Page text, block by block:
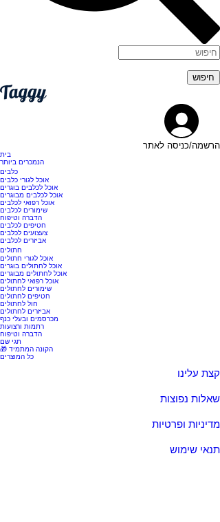
הרשמה/כניסה לאתר
בית
הנמכרים ביותר
כלבים
אוכל לגורי כלבים
אוכל לכלבים בוגרים
אוכל לכלבים מבוגרים
אוכל רפואי לכלבים
שימורים לכלבים
הדברה וטיפוח
חטיפים לכלבים
צעצועים לכלבים
אביזרים לכלבים
חתולים
אוכל לגורי חתולים
אוכל לחתולים בוגרים
אוכל לחתולים מבוגרים
אוכל רפואי לחתולים
שימורים לחתולים
חטיפים לחתולים
חול לחתולים
אביזרים לחתולים
מכרסמים ובעלי כנף
רתמות ורצועות
הדברה וטיפוח
תגי שם
🎁 הקונה המתמיד
כל המוצרים
קצת עלינו
שאלות נפוצות
מדיניות ופרטיות
תנאי שימוש